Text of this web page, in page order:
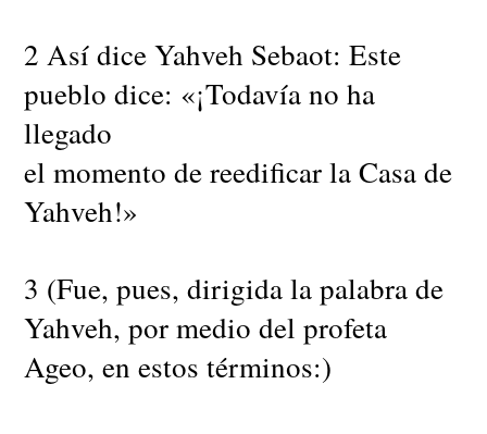
2 Así dice Yahveh Sebaot: Este
pueblo dice: «¡Todavía no ha
llegado
el momento de reedificar la Casa de
Yahveh!»
3 (Fue, pues, dirigida la palabra de
Yahveh, por medio del profeta
Ageo, en estos términos:)